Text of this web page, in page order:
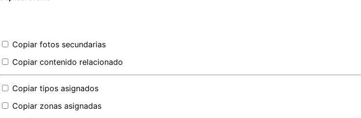
Copiar fotos secundarias
Copiar contenido relacionado
Copiar tipos asignados
Copiar zonas asignadas